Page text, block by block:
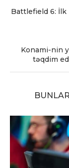
Battlefield 6: İlk
Konami-nin
təqdim